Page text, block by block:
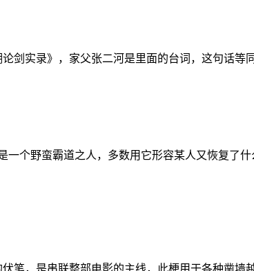
实录》，家父张二河是里面的台词，这句话等同
个野蛮霸道之人，多数用它形容某人又恢复了